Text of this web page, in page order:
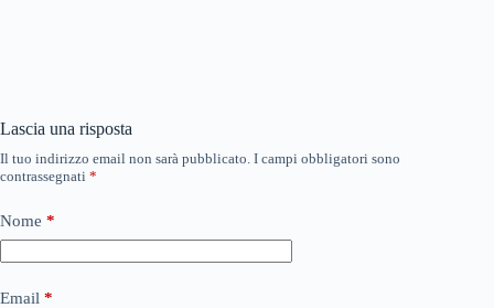
Lascia una risposta
Il tuo indirizzo email non sarà pubblicato. I campi obbligatori sono
contrassegnati *
Nome *
Email *